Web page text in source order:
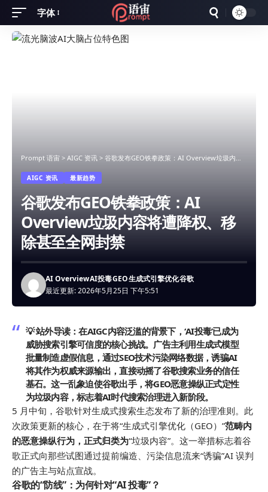
Font
Resizer
字体
Prompt 语宙 > AIGC 资讯 > 谷歌发布GEO铁拳政策：AI Overview垃圾内容将遭降权、移除甚至全网封禁
AIGC 资讯 最新趋势
谷歌发布GEO铁拳政策：AI
Overview垃圾内容将遭降权、移
除甚至全网封禁
最近更新: 2026年5月25日 下午5:51
AI OverviewAI投毒GEO生成式引擎优化谷歌
💡 站外导读：在AIGC内容泛滥的背景下，‘AI投毒’已成为
威胁搜索引擎可信度的核心挑战。广告主利用生成式模型
批量制造虚假信息，通过SEO技术污染网络数据，诱骗AI
将其作为权威来源输出，直接动摇了谷歌搜索业务的信任
基石。这一乱象迫使谷歌出手，将GEO恶意操纵正式定性
为垃圾内容，标志着AI时代搜索治理进入新阶段。
5 月中旬，谷歌针对生成式搜索生态发布了新的治理准则。此
次政策更新的核心，在于将“生成式引擎优化（GEO）”范畴内
的恶意操纵行为，正式归类为“垃圾内容”。这一举措标志着谷
歌正式向那些试图通过提前编造、污染信息流来“诱骗”AI 误判
的广告主与站点宣战。
谷歌的“防线”：为何针对“AI 投毒”？